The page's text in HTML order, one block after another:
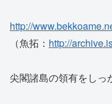
http://
（魚拓： http://
尖閣諸島の領有をしっ